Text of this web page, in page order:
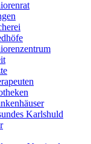
Karlshuld